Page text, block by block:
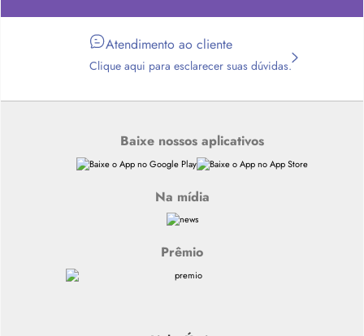
Atendimento ao cliente
Clique aqui para esclarecer suas dúvidas.
Baixe nossos aplicativos
Na mídia
Prêmio